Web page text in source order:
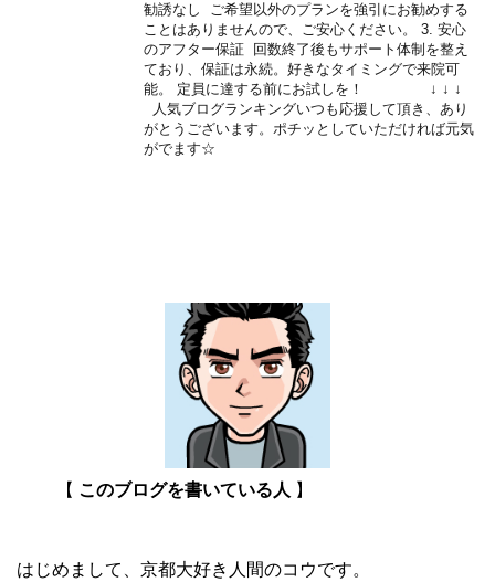
勧誘なし ご希望以外のプランを強引にお勧めする
ことはありませんので、ご安心ください。 3. 安心
のアフター保証 回数終了後もサポート体制を整え
ており、保証は永続。好きなタイミングで来院可
能。 定員に達する前にお試しを！ ↓ ↓ ↓
人気ブログランキングいつも応援して頂き、あり
がとうございます。ポチッとしていただければ元気
がでます☆
【 このブログを書いている人 】
はじめまして、京都大好き人間のコウです。